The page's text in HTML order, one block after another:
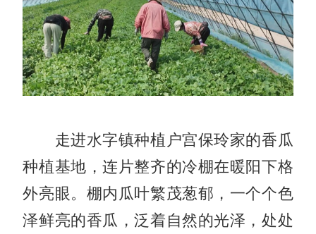
走进水字镇种植户宫保玲家的香瓜
种植基地，连片整齐的冷棚在暖阳下格
外亮眼。棚内瓜叶繁茂葱郁，一个个色
泽鲜亮的香瓜，泛着自然的光泽，处处